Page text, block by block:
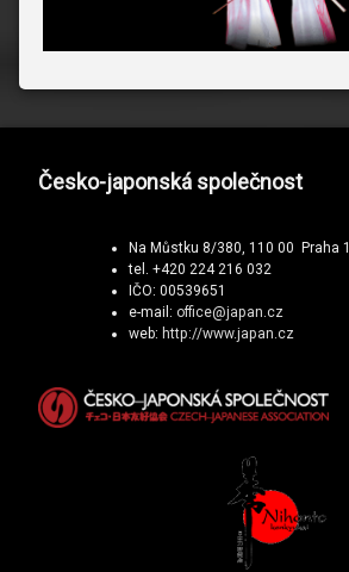
Česko-japonská společnost
Na Můstku 8/380, 110 00 Praha 1
tel. +420 224 216 032
IČO: 00539651
e-mail: office@japan.cz
web: http://www.japan.cz